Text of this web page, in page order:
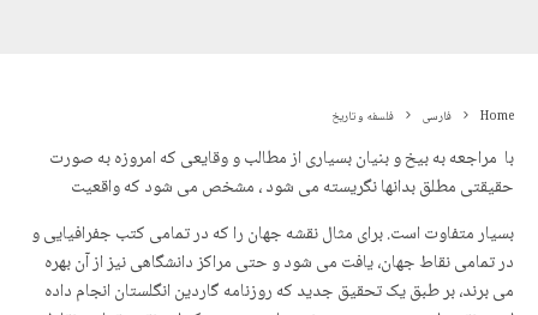
Home فارسی فلسفه و تاریخ
با مراجعه به بیخ و بنیان بسیاری از مطالب و وقایعی که امروزه به صورت
حقیقتی مطلق بدانها نگریسته می شود ، مشخص می شود که واقعیت
بسیار متفاوت است. برای مثال نقشه جهان را که در تمامی کتب جفرافیایی و
در تمامی نقاط جهان، یافت می شود و حتی مراکز دانشگاهی نیز از آن بهره
می برند، بر طبق یک تحقیق جدید که روزنامه گاردین انگلستان انجام داده